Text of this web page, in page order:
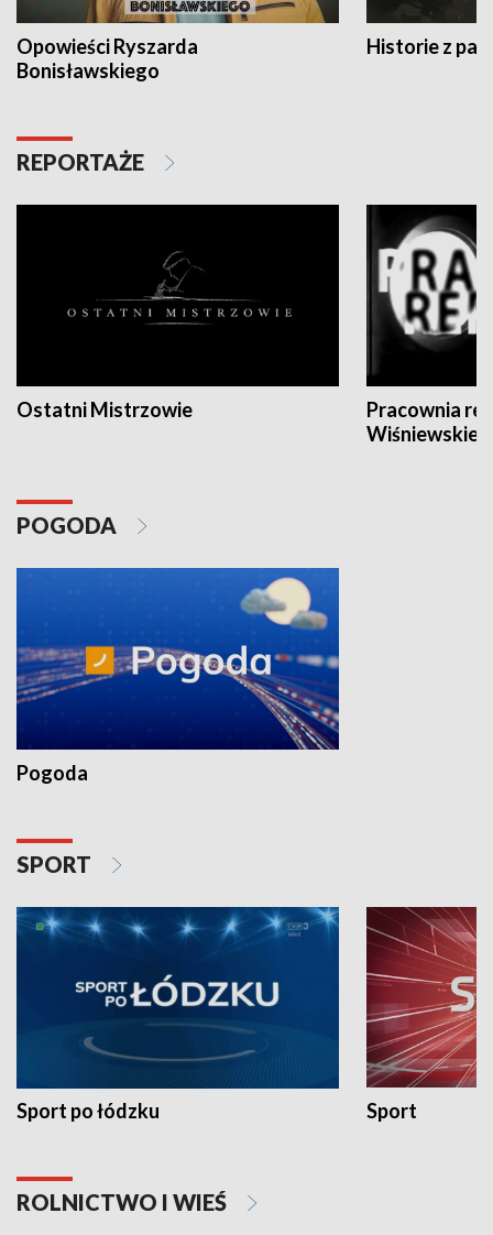
Opowieści Ryszarda
Bonisławskiego
Historie z
REPORTAŻE
Ostatni Mistrzowie
Pracownia
POGODA
Pogoda
SPORT
Sport po łódzku Sport
ROLNICTWO I WIEŚ